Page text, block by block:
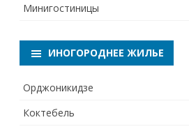
Минигостиницы
ИНОГОРОДНЕЕ ЖИЛЬЕ
Орджоникидзе
Коктебель